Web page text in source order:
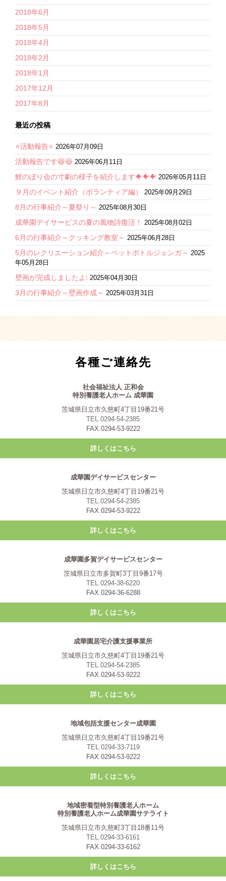
2018年6月
2018年5月
2018年4月
2018年2月
2018年1月
2017年12月
2017年8月
最近の投稿
⭐活動報告⭐ 2026年07月09日
活動報告です😆😆 2026年06月11日
鯉のぼり会の寸劇の様子を紹介します🐠🐠🐠 2026年05月11日
９月のイベント紹介（ボランティア編） 2025年09月29日
8月の行事紹介～夏祭り～ 2025年08月30日
成華園デイサービスの夏の風物詩復活！ 2025年08月02日
6月の行事紹介～クッキング教室～ 2025年06月28日
5月のレクリエーション紹介～ペットボトルジェンガ～ 2025
年05月28日
壁画が完成しましたよ❕ 2025年04月30日
3月の行事紹介～壁画作成～ 2025年03月31日
各種ご連絡先
社会福祉法人 正和会
特別養護老人ホーム 成華園
茨城県日立市久慈町4丁目19番21号
TEL.0294-54-2385
FAX.0294-53-9222
詳しくはこちら
成華園デイサービスセンター
茨城県日立市久慈町4丁目19番21号
TEL.0294-54-2385
FAX.0294-53-9222
詳しくはこちら
成華園多賀デイサービスセンター
茨城県日立市多賀町3丁目9番17号
TEL.0294-38-6220
FAX.0294-36-6288
詳しくはこちら
成華園居宅介護支援事業所
茨城県日立市久慈町4丁目19番21号
TEL.0294-54-2385
FAX.0294-53-9222
詳しくはこちら
地域包括支援センター成華園
茨城県日立市久慈町4丁目19番21号
TEL.0294-33-7119
FAX.0294-53-9222
詳しくはこちら
地域密着型特別養護老人ホーム
特別養護老人ホーム成華園サテライト
茨城県日立市久慈町3丁目18番11号
TEL.0294-33-6161
FAX.0294-33-6162
詳しくはこちら